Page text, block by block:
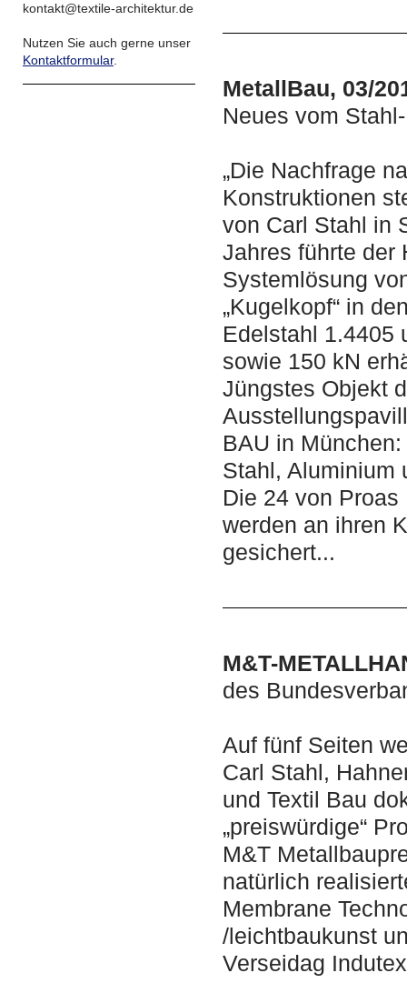
MetallBau, 03/
Neues vom
„Die Nachfrage
Konstruktionen
von Carl Stahl in
Jahres führte der
Systemlösung
„Kugelkopf“ in
Edelstahl 1.4405
sowie 150 kN
Jüngstes Objekt
BAU in
Stahl, Aluminium
Die 24 von
werden an ihren
gesichert...
M&T-
des
Auf fünf Seiten
Carl Stahl,
und Textil Bau
„preiswürdige“
M&T
natürlich
Membrane
/leichtbaukunst
Verseidag
kontakt@textile-architektur.de
Nutzen Sie auch gerne unser
Kontaktformular.